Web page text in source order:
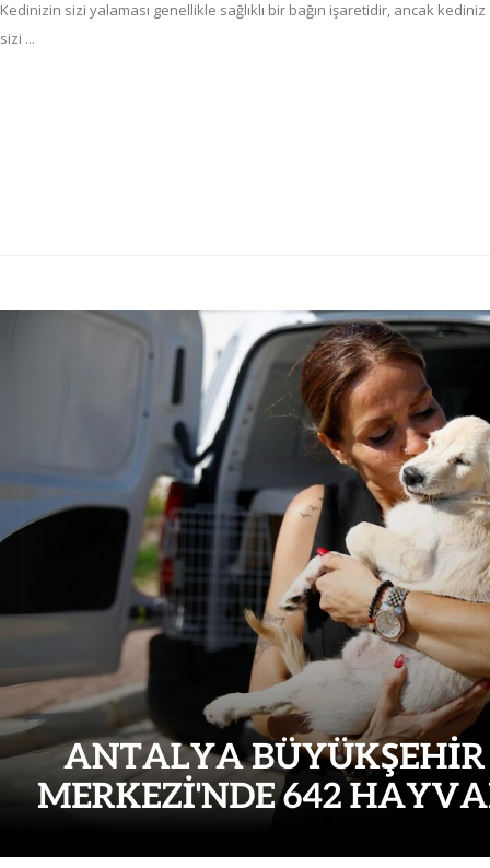
Kedinizin sizi yalaması genellikle sağlıklı bir bağın işaretidir, ancak kediniz
sizi ...